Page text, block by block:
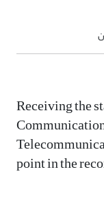
Receiving the
point in the